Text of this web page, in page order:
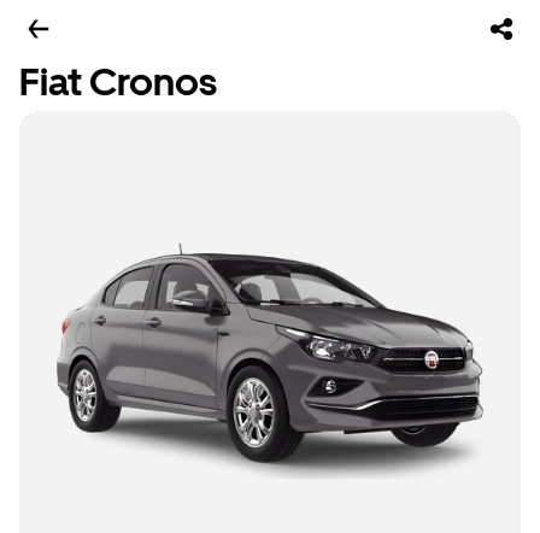
Fiat Cronos